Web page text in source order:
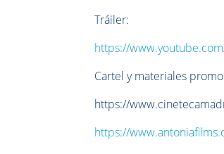
Tráiler:
https://
Cartel y materiales
https://
https://